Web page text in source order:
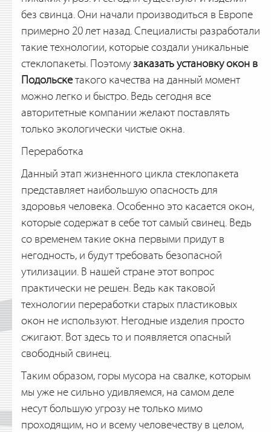
без свинца. Они начали производиться в Европе
примерно 20 лет назад. Специалисты разработали
такие технологии, которые создали уникальные
стеклопакеты. Поэтомузаказать установку окон в
Подольскетакого качества на данный момент
можно легко и быстро. Ведь сегодня все
авторитетные компании желают поставлять
только экологически чистые окна.
Переработка
Данный этап жизненного цикла стеклопакета
представляет наибольшую опасность для
здоровья человека. Особенно это касается окон,
которые содержат в себе тот самый свинец. Ведь
со временем такие окна первыми придут в
негодность, и будут требовать безопасной
утилизации. В нашей стране этот вопрос
практически не решен. Ведь как таковой
технологии переработки старых пластиковых
окон не используют. Негодные изделия просто
сжигают. Вот здесь то и появляется опасный
свободный свинец.
Таким образом, горы мусора на свалке, которым
мы уже не сильно удивляемся, на самом деле
несут большую угрозу не только мимо
проходящим, но и всему человечеству в целом,